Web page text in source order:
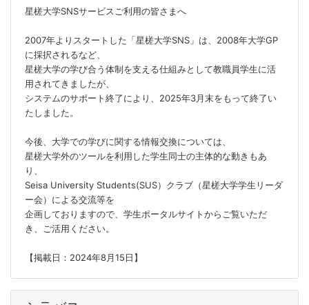
星槎大学SNSサービスご利用の皆さまへ
2007年よりスタートした「星槎大学SNS」は、2008年大学GP
に採択されるなど、
星槎大学の学び合う体制を支える仕組みとして教職員学生に活
用されてきましたが、
システムのサポート終了により、2025年3月末をもって終了い
たしました。
今後、大学での学びに関する情報交換については、
星槎大学外のツールを利用した学生同士の主体的な動きもあ
り、
Seisa University Students(SUS）クラブ（星槎大学学生リーダ
ー会）による交流等を
企画しておりますので、学生ポータルサイトからご覧いただ
き、ご活用ください。
【掲載日：2024年8月15日】